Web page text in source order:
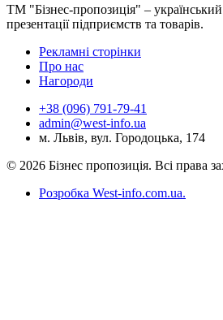
ТМ "Бізнес-пропозиція" –
презентації підприємств та товарів.
Рекламні сторінки
Про нас
Нагороди
+38 (096) 791-79-41
admin@west-info.ua
м. Львів, вул. Городоцька, 174
© 2026 Бізнес пропозиція. Всі права
Розробка West-info.com.ua.